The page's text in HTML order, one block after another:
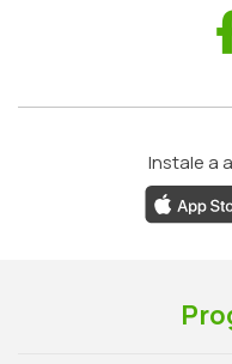
Instale a